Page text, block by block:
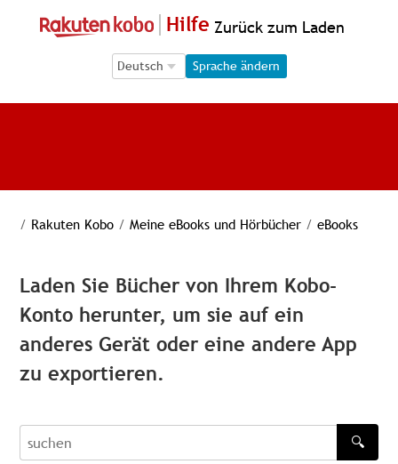
Hilfe Zurück zum Laden
Language Selection
Language Selection
Sprache ändern
/ Rakuten Kobo / Meine eBooks und Hörbücher / eBooks
Laden Sie Bücher von Ihrem Kobo-
Konto herunter, um sie auf ein
anderes Gerät oder eine andere App
zu exportieren.
recherche
🔍